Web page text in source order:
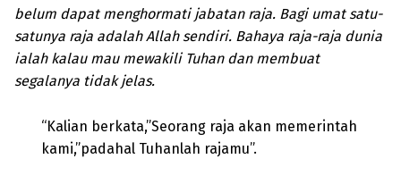
belum dapat menghormati jabatan raja. Bagi umat satu-
satunya raja adalah Allah sendiri. Bahaya raja-raja dunia
ialah kalau mau mewakili Tuhan dan membuat
segalanya tidak jelas.
“Kalian berkata,”Seorang raja akan memerintah
kami,”padahal Tuhanlah rajamu”.